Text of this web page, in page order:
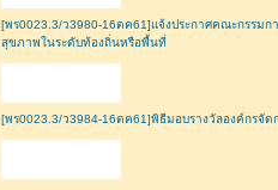
[พร0023.3/ว3980-16ตค61]แจ้งประกาศคณะกรรม
สุขภาพในระดับท้องถิ่นหรือพื้นที่
[พร0023.3/ว3984-16ตค61]พิธีมอบรางวัลองค์กรจั